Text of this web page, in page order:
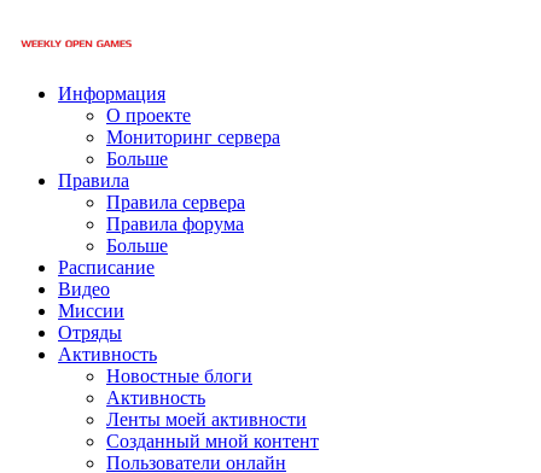
Информация
О проекте
Мониторинг сервера
Больше
Правила
Правила сервера
Правила форума
Больше
Расписание
Видео
Миссии
Отряды
Активность
Новостные блоги
Активность
Ленты моей активности
Созданный мной контент
Пользователи онлайн